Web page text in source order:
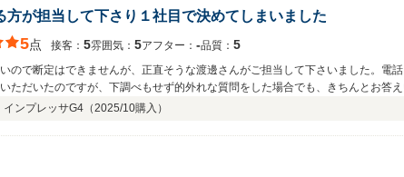
方が担当して下さり１社目で決めてしまいました
5点 接客： 5雰囲気： 5アフター： ‐品質： 5
ので断定はできませんが、正直そうな渡邊さんがご担当して下さいました。電
ただいたのですが、下調べもせず的外れな質問をした場合でも、きちんとお答
した方が得ですよって教えて頂いて、結局、すごく得をしました。本当は１社目
営業方法が更に素晴らしいと感じました。）車両受け取り手続きを終え帰ろう
応募しますね！」と持って帰ってきたキャンペーンの期限が先月で終わってい
ンプレッサG4（2025/10購入）